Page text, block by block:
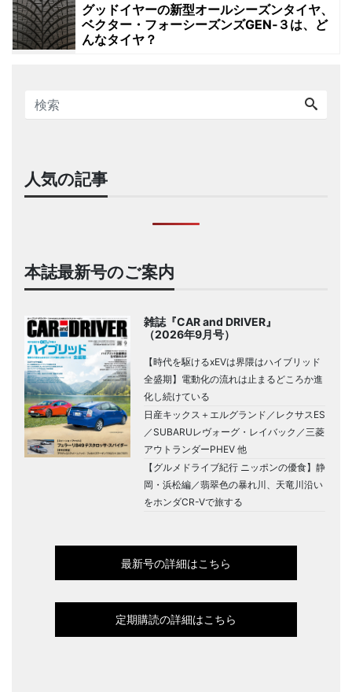
グッドイヤーの新型オールシーズンタイヤ、
ベクター・フォーシーズンズGEN‐３は、ど
んなタイヤ？
人気の記事
本誌最新号のご案内
雑誌『CAR and DRIVER』
（2026年9月号）
【時代を駆けるxEVは界隈はハイブリッド
全盛期】電動化の流れは止まるどころか進
化し続けている
日産キックス＋エルグランド／レクサスES
／SUBARUレヴォーグ・レイバック／三菱
アウトランダーPHEV 他
【グルメドライブ紀行 ニッポンの優食】静
岡・浜松編／翡翠色の暴れ川、天竜川沿い
をホンダCR-Vで旅する
最新号の詳細はこちら
定期購読の詳細はこちら